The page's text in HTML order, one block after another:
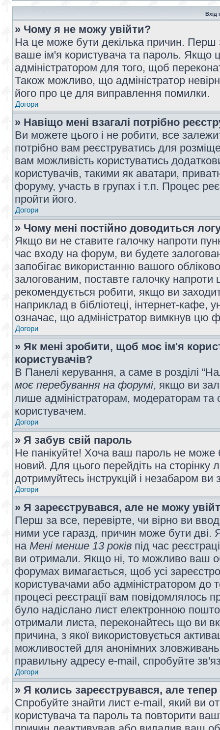
Вхід
» Чому я не можу увійти?
На це може бути декілька причин. Перш
ваше ім'я користувача та пароль. Якщо
адміністратором для того, щоб
Також можливо, що адміністратор
його про це для виправлення помилки.
Догори
» Навіщо мені взагалі потрібно
Ви можете цього і не робити, все
потрібно вам реєструватись для
вам можливість користуватись
користувачів, такими як аватари,
форуму, участь в групах і т.п. Процес
пройти його.
Догори
» Чому мені постійно доводиться
Якщо ви не ставите галочку напроти
час входу на форум, ви будете
запобігає використанню вашого
залогованим, поставте галочку
рекомендується робити, якщо ви
наприклад в бібліотеці, інтернет-кафе,
означає, що адміністратор вимкнув цю
Догори
» Як мені зробити, щоб моє ім'я
користувачів?
В Панелі керування, а саме в розділі
моє перебування на форумі, якщо ви
лише адміністраторам, модераторам
користувачем.
Догори
» Я забув свій пароль
Не панікуйте! Хоча ваш пароль не може
новий. Для цього перейдіть на сторінку
дотримуйтесь інструкцій і незабаром
Догори
» Я зареєструвався, але не можу
Перш за все, перевірте, чи вірно ви
ними усе гаразд, причин може бути дві.
на Мені менше 13 років під час
ви отримали. Якщо ні, то можливо ваш
форумах вимагається, щоб усі
користувачами або адміністратором до
процесі реєстрації вам повідомлялось
було надіслано лист електронною
отримали листа, переконайтесь що ви
причина, з якої використовується
можливостей для анонімних
правильну адресу e-mail, спробуйте
Догори
» Я колись зареєструвався, але
Спробуйте знайти лист e-mail, який ви
користувача та пароль та повторити